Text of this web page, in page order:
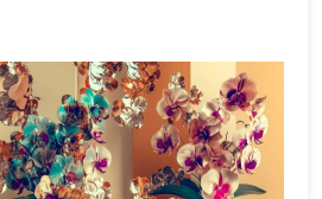
の
美
的
理
由